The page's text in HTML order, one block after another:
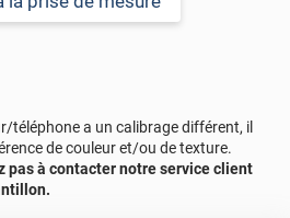
téléphone a un calibrage différent, il
de couleur et/ou de texture.
pas à contacter notre service client